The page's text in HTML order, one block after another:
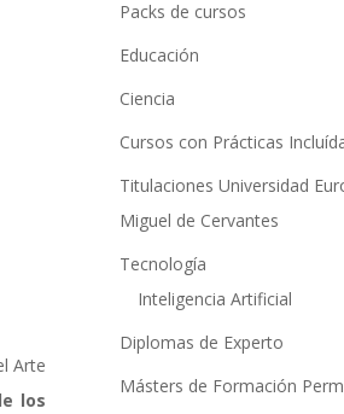
Arte
los
a
v
e
:
Packs de cursos
Educación
Ciencia
Cursos con Prácticas
Titulaciones Universidad
Miguel de Cervantes
Tecnología
Inteligencia Artificial
Diplomas de Experto
Másters de Formación